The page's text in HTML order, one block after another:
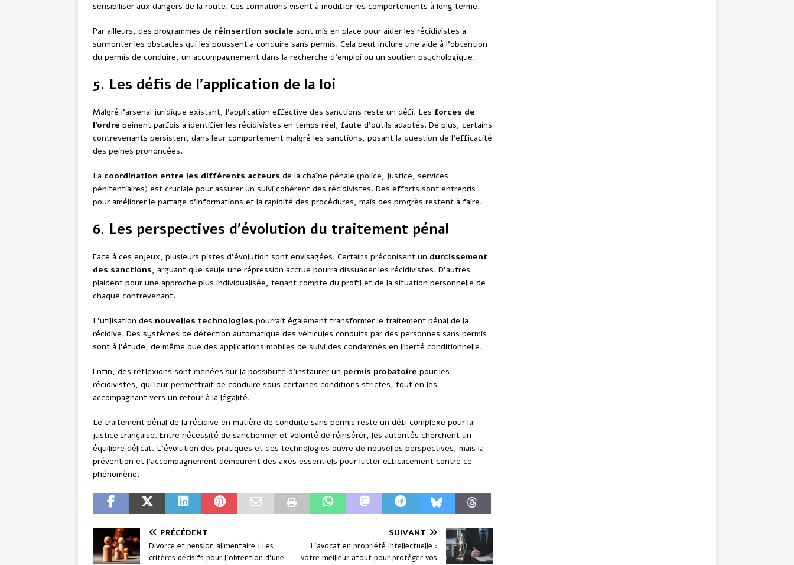
sensibiliser aux dangers de la route. Ces formations visent à modifier les comportements à long terme.
Par ailleurs, des programmes de réinsertion sociale sont mis en place pour aider les récidivistes à
surmonter les obstacles qui les poussent à conduire sans permis. Cela peut inclure une aide à l’obtention
du permis de conduire, un accompagnement dans la recherche d’emploi ou un soutien psychologique.
5. Les défis de l’application de la loi
Malgré l’arsenal juridique existant, l’application effective des sanctions reste un défi. Les forces de
l’ordre peinent parfois à identifier les récidivistes en temps réel, faute d’outils adaptés. De plus, certains
contrevenants persistent dans leur comportement malgré les sanctions, posant la question de l’efficacité
des peines prononcées.
La coordination entre les différents acteurs de la chaîne pénale (police, justice, services
pénitentiaires) est cruciale pour assurer un suivi cohérent des récidivistes. Des efforts sont entrepris
pour améliorer le partage d’informations et la rapidité des procédures, mais des progrès restent à faire.
6. Les perspectives d’évolution du traitement pénal
Face à ces enjeux, plusieurs pistes d’évolution sont envisagées. Certains préconisent un durcissement
des sanctions, arguant que seule une répression accrue pourra dissuader les récidivistes. D’autres
plaident pour une approche plus individualisée, tenant compte du profil et de la situation personnelle de
chaque contrevenant.
L’utilisation des nouvelles technologies pourrait également transformer le traitement pénal de la
récidive. Des systèmes de détection automatique des véhicules conduits par des personnes sans permis
sont à l’étude, de même que des applications mobiles de suivi des condamnés en liberté conditionnelle.
Enfin, des réflexions sont menées sur la possibilité d’instaurer un permis probatoire pour les
récidivistes, qui leur permettrait de conduire sous certaines conditions strictes, tout en les
accompagnant vers un retour à la légalité.
Le traitement pénal de la récidive en matière de conduite sans permis reste un défi complexe pour la
justice française. Entre nécessité de sanctionner et volonté de réinsérer, les autorités cherchent un
équilibre délicat. L’évolution des pratiques et des technologies ouvre de nouvelles perspectives, mais la
prévention et l’accompagnement demeurent des axes essentiels pour lutter efficacement contre ce
phénomène.
PRÉCÉDENT
Divorce et pension alimentaire : Les
critères décisifs pour l’obtention d’une
SUIVANT
L’avocat en propriété intellectuelle :
votre meilleur atout pour protéger vos